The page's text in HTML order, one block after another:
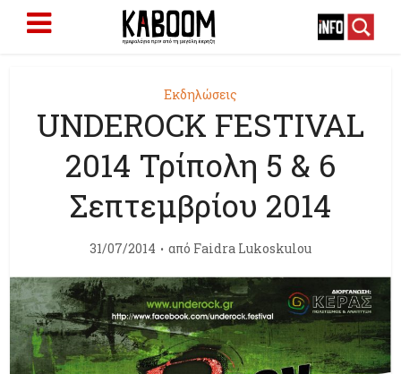
Εκδηλώσεις
UNDEROCK FESTIVAL
2014 Τρίπολη 5 & 6
Σεπτεμβρίου 2014
31/07/2014 από Faidra Lukoskulou